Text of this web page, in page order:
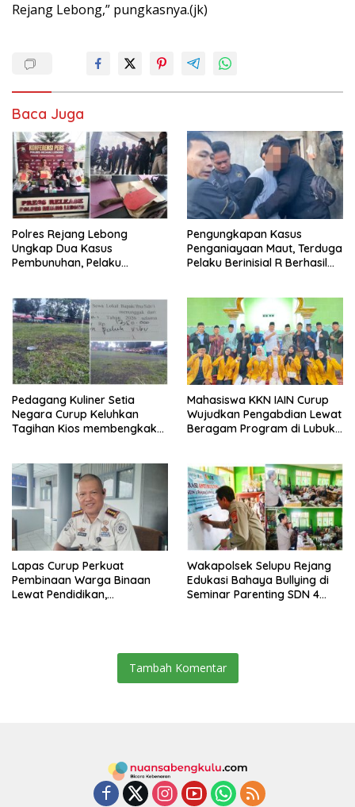
Rejang Lebong,” pungkasnya.(jk)
Baca Juga
Polres Rejang Lebong
Ungkap Dua Kasus
Pembunuhan, Pelaku
Pengungkapan Kasus
Penganiayaan Maut, Terduga
Pelaku Berinisial R Berhasil
Pedagang Kuliner Setia
Negara Curup Keluhkan
Tagihan Kios membengkak
Mahasiswa KKN IAIN Curup
Wujudkan Pengabdian Lewat
Beragam Program di Lubuk
Lapas Curup Perkuat
Pembinaan Warga Binaan
Lewat Pendidikan,
Wakapolsek Selupu Rejang
Edukasi Bahaya Bullying di
Seminar Parenting SDN 4
Tambah Komentar